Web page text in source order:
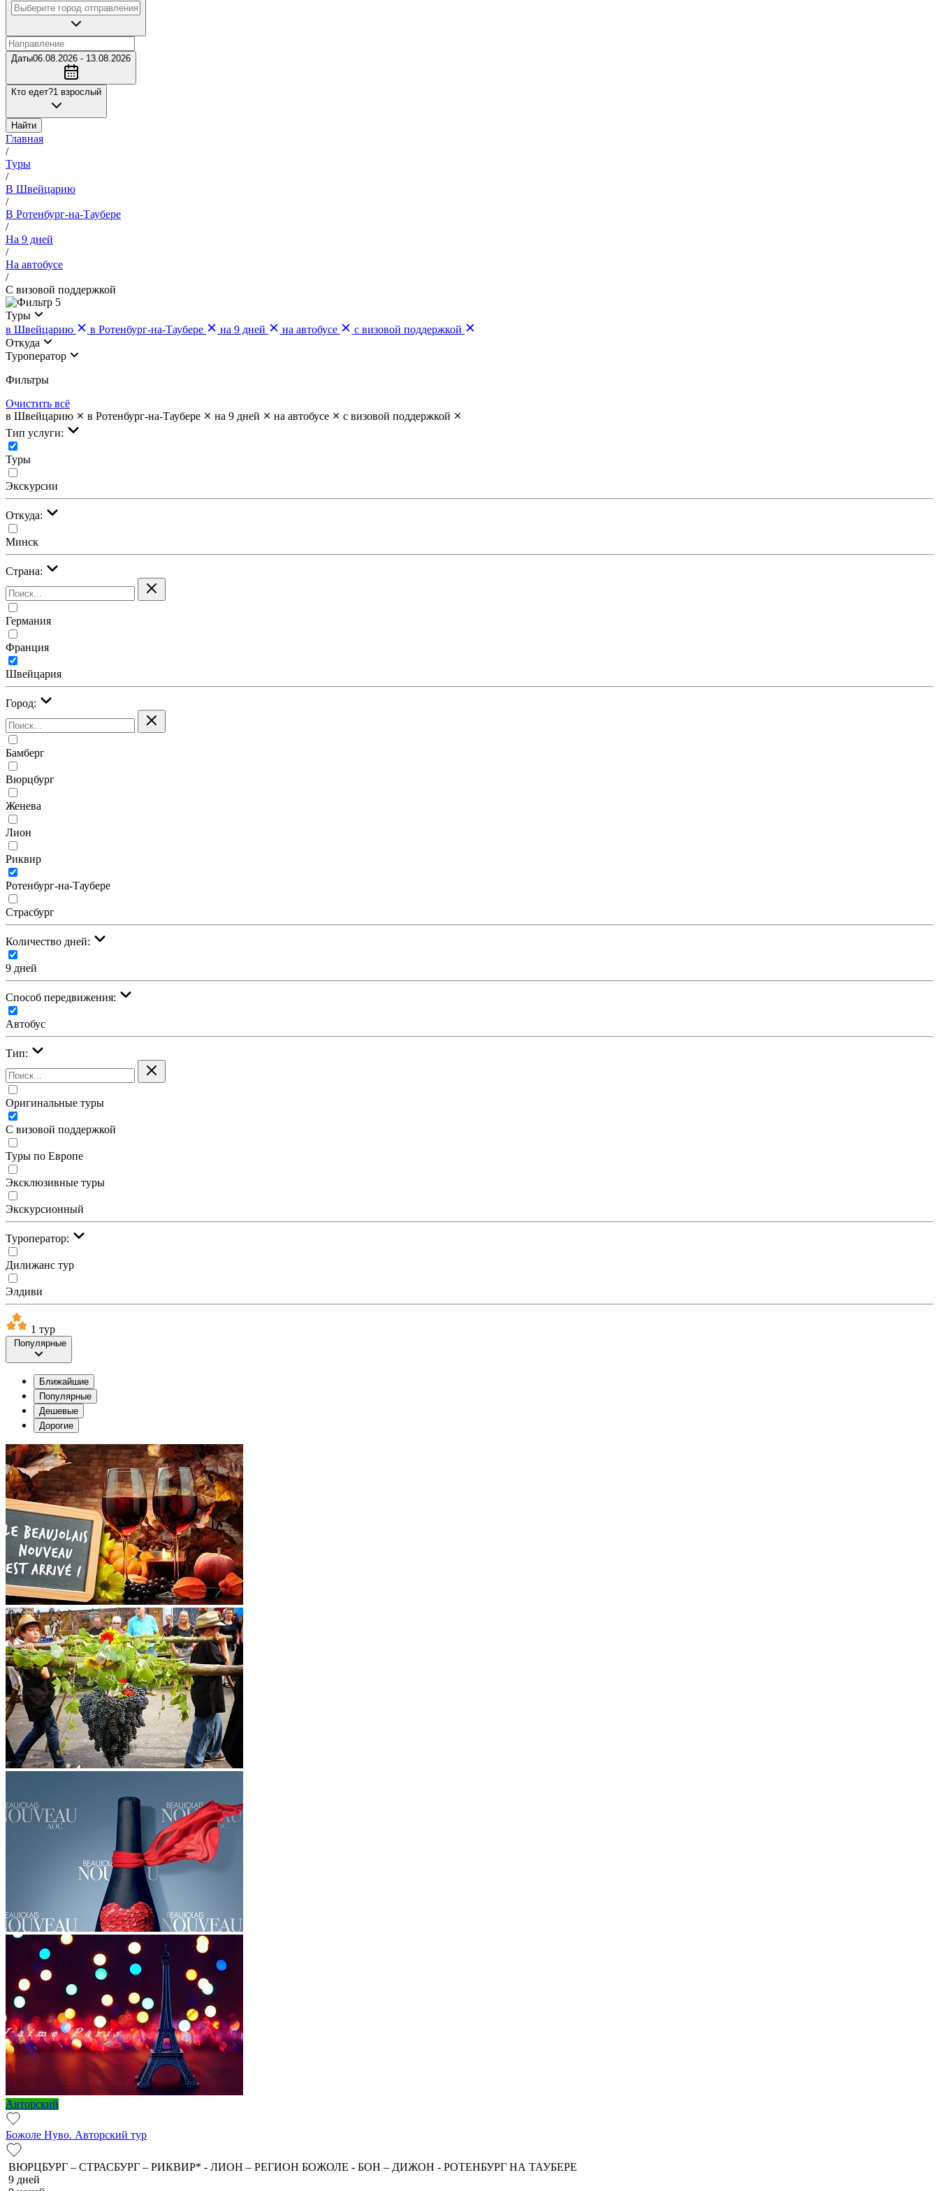
Даты06.08.2026 - 13.08.2026
Кто едет?1 взрослый
Найти
Главная
/
Туры
/
В Швейцарию
/
В Ротенбург-на-Таубере
/
На 9 дней
/
На автобусе
/
С визовой поддержкой
5
Туры
в Швейцарию
в Ротенбург-на-Таубере на 9 дней на автобусе
с визовой поддержкой
Откуда
Туроператор
Фильтры
Очистить всё
в Швейцарию
в Ротенбург-на-Таубере на 9 дней на автобусе
с визовой поддержкой
Тип услуги:
Туры
Экскурсии
Откуда:
Минск
Страна:
Германия
Франция
Швейцария
Город:
Бамберг
Вюрцбург
Женева
Лион
Риквир
Ротенбург-на-Таубере
Страсбург
Количество дней:
9 дней
Cпособ передвижения:
Автобус
Тип:
Оригинальные туры
С визовой поддержкой
Туры по Европе
Эксклюзивные туры
Экскурсионный
Туроператор:
Дилижанс тур
Элдиви
1 тур
Популярные
Ближайшие
Популярные
Дешевые
Дорогие
Авторский
Божоле Нуво. Авторский тур
ВЮРЦБУРГ – СТРАСБУРГ – РИКВИР* - ЛИОН – РЕГИОН БОЖОЛЕ - БОН – ДИЖОН - РОТЕНБУРГ НА ТАУБЕРЕ
9 дней